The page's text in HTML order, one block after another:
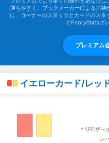
勝ちやすく、ブックメーカーによる追
に、コーナーのスタッツとカードのス
ぐFootyStatsプ
プレミアム
イエローカード/レッ
* 1.FCザー
ン